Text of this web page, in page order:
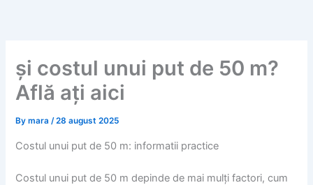
și costul unui put de 50 m?
Află ați aici
Bymara/28 august 2025
Costul unui put de 50 m: informatii practice
Costul unui put de 50 m depinde de mai mulți factori, cum